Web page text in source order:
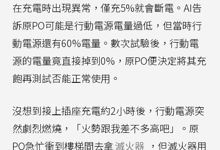
在充電時出現異常，僅充5%就會斷電。AI告
訴原PO可能是行動電源電量過低，但當時行
動電源還有60%電量。數次試驗後，行動電
源的電量竟直接掉到0%，原PO便決定將其充
飽再測試否能正常使用。
沒想到接上插座充電約2小時後，行動電源突
然劇烈燃燒，「火勢跟我差不多高吧」。原
PO急忙衝到樓梯間去拿滅火器 ，但滅火器用